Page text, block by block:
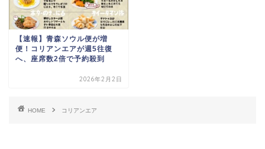
【速報】青森ソウル便が増
便！コリアンエアが週5往復
へ、座席数2倍で予約殺到
2026年2月2日
HOME コリアンエア